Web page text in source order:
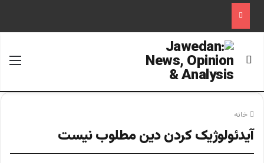
جستجو برای
خانه
آیدئولوژیک کردن دین مطلوب نیست